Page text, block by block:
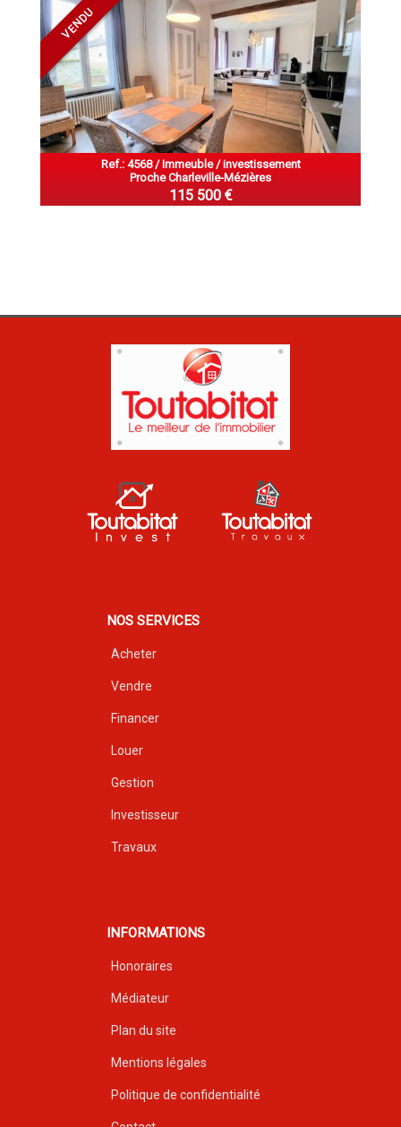
VENDU
Ref.: 4568 / Immeuble / investissement
Proche Charleville-Mézières
115 500 €
NOS SERVICES
Acheter
Vendre
Financer
Louer
Gestion
Investisseur
Travaux
INFORMATIONS
Honoraires
Médiateur
Plan du site
Mentions légales
Politique de confidentialité